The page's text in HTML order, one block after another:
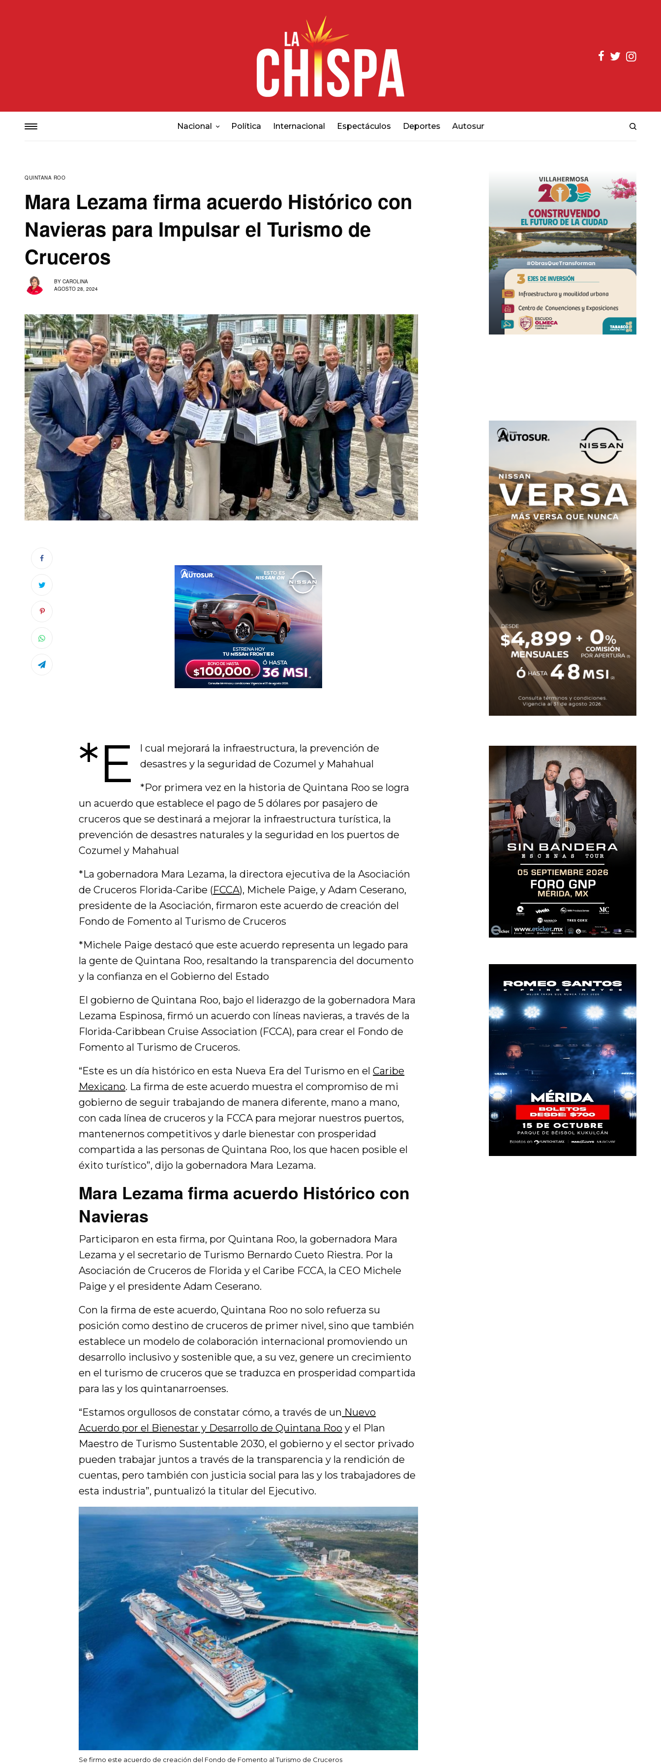
Nacional Política Internacional Espectáculos Deportes Autosur
QUINTANA ROO
Mara Lezama firma acuerdo Histórico con
Navieras para Impulsar el Turismo de
Cruceros
BY CAROLINA
AGOSTO 28, 2024
*E
l cual mejorará la infraestructura, la prevención de
desastres y la seguridad de Cozumel y Mahahual
*Por primera vez en la historia de Quintana Roo se logra
un acuerdo que establece el pago de 5 dólares por pasajero de
cruceros que se destinará a mejorar la infraestructura turística, la
prevención de desastres naturales y la seguridad en los puertos de
Cozumel y Mahahual
*La gobernadora Mara Lezama, la directora ejecutiva de la Asociación
de Cruceros Florida-Caribe (FCCA), Michele Paige, y Adam Ceserano,
presidente de la Asociación, firmaron este acuerdo de creación del
Fondo de Fomento al Turismo de Cruceros
*Michele Paige destacó que este acuerdo representa un legado para
la gente de Quintana Roo, resaltando la transparencia del documento
y la confianza en el Gobierno del Estado
El gobierno de Quintana Roo, bajo el liderazgo de la gobernadora Mara
Lezama Espinosa, firmó un acuerdo con líneas navieras, a través de la
Florida-Caribbean Cruise Association (FCCA), para crear el Fondo de
Fomento al Turismo de Cruceros.
“Este es un día histórico en esta Nueva Era del Turismo en elCaribe
Mexicano. La firma de este acuerdo muestra el compromiso de mi
gobierno de seguir trabajando de manera diferente, mano a mano,
con cada línea de cruceros y la FCCA para mejorar nuestros puertos,
mantenernos competitivos y darle bienestar con prosperidad
compartida a las personas de Quintana Roo, los que hacen posible el
éxito turístico”, dijo la gobernadora Mara Lezama.
Mara Lezama firma acuerdo Histórico con
Navieras
Participaron en esta firma, por Quintana Roo, la gobernadora Mara
Lezama y el secretario de Turismo Bernardo Cueto Riestra. Por la
Asociación de Cruceros de Florida y el Caribe FCCA, la CEO Michele
Paige y el presidente Adam Ceserano.
Con la firma de este acuerdo, Quintana Roo no solo refuerza su
posición como destino de cruceros de primer nivel, sino que también
establece un modelo de colaboración internacional promoviendo un
desarrollo inclusivo y sostenible que, a su vez, genere un crecimiento
en el turismo de cruceros que se traduzca en prosperidad compartida
para las y los quintanarroenses.
“Estamos orgullosos de constatar cómo, a través de un Nuevo
Acuerdo por el Bienestar y Desarrollo de Quintana Roo y el Plan
Maestro de Turismo Sustentable 2030, el gobierno y el sector privado
pueden trabajar juntos a través de la transparencia y la rendición de
cuentas, pero también con justicia social para las y los trabajadores de
esta industria”, puntualizó la titular del Ejecutivo.
Se firmo este acuerdo de creación del Fondo de Fomento al Turismo de Cruceros